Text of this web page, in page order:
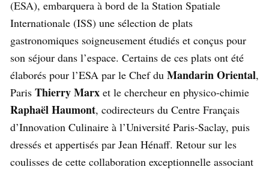
(ESA), embarquera à bord de la Station Spatiale
Internationale (ISS) une sélection de plats
gastronomiques soigneusement étudiés et conçus pour
son séjour dans l’espace. Certains de ces plats ont été
élaborés pour l’ESA par le Chef du Mandarin Oriental,
Paris Thierry Marx et le chercheur en physico-chimie
Raphaël Haumont, codirecteurs du Centre Français
d’Innovation Culinaire à l’Université Paris-Saclay, puis
dressés et appertisés par Jean Hénaff. Retour sur les
coulisses de cette collaboration exceptionnelle associant